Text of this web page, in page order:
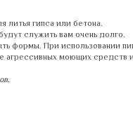
гипса или бетона.
служить вам очень долго.
формы. При использовании
моющих средств